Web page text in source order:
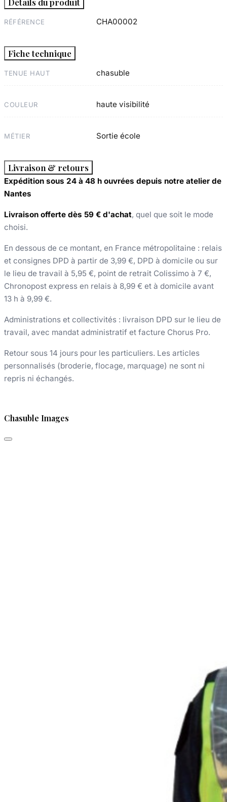
RÉFÉRENCE CHA00002
Fiche technique
TENUE HAUT chasuble
COULEUR haute visibilité
MÉTIER Sortie école
Livraison & retours
Expédition sous 24 à 48 h ouvrées depuis notre atelier de
Nantes
Livraison offerte dès 59 € d'achat, quel que soit le mode
choisi.
En dessous de ce montant, en France métropolitaine : relais
et consignes DPD à partir de 3,99 €, DPD à domicile ou sur
le lieu de travail à 5,95 €, point de retrait Colissimo à 7 €,
Chronopost express en relais à 8,99 € et à domicile avant
13 h à 9,99 €.
Administrations et collectivités : livraison DPD sur le lieu de
travail, avec mandat administratif et facture Chorus Pro.
Retour sous 14 jours pour les particuliers. Les articles
personnalisés (broderie, flocage, marquage) ne sont ni
repris ni échangés.
Chasuble Images